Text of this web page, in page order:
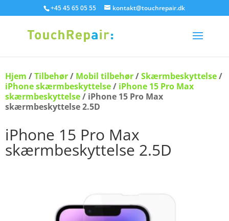
+45 45 65 05 55 kontakt@touchrepair.dk
Hjem /Tilbehør/ Mobil tilbehør/Skærmbeskyttelse/
iPhone skærmbeskyttelse/ iPhone 15 Pro Max
skærmbeskyttelse/ iPhone 15 Pro Max
skærmbeskyttelse 2.5D
iPhone 15 Pro Max
skærmbeskyttelse 2.5D